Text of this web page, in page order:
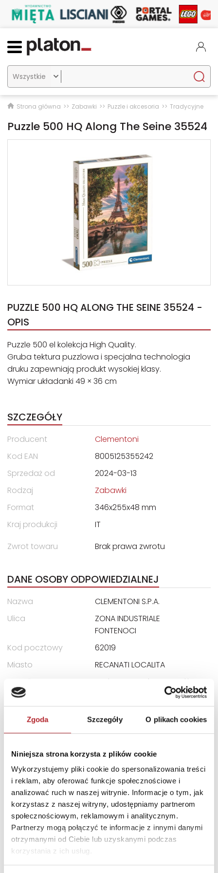
Zgoda Szczegóły O plikach cookies
Niniejsza strona korzysta z plików cookie
Wykorzystujemy pliki cookie do spersonalizowania treści
i reklam, aby oferować funkcje społecznościowe i
analizować ruch w naszej witrynie. Informacje o tym, jak
korzystasz z naszej witryny, udostępniamy partnerom
społecznościowym, reklamowym i analitycznym.
Partnerzy mogą połączyć te informacje z innymi danymi
otrzymanymi od Ciebie lub uzyskanymi podczas
korzystania z ich usług.

Strona główna Zabawki Puzzle i akcesoria Tradycyjne
Puzzle 500 HQ Along The Seine 35524
PUZZLE 500 HQ ALONG THE SEINE 35524 -
OPIS
Puzzle 500 el kolekcja High Quality.
Gruba tektura puzzlowa i specjalna technologia
druku zapewniają produkt wysokiej klasy.
Wymiar układanki 49 × 36 cm
SZCZEGÓŁY
Producent
Clementoni
Kod EAN
8005125355242
Sprzedaż od
2024-03-13
Rodzaj
Zabawki
Format
346x255x48 mm
Kraj produkcji
IT
Zwrot towaru
Brak prawa zwrotu
DANE OSOBY ODPOWIEDZIALNEJ
Nazwa
CLEMENTONI S.P.A.
Ulica
ZONA INDUSTRIALE
FONTENOCI
Kod pocztowy
62019
Miasto
RECANATI LOCALITA
assistenza@clementoni.it
INNI KLIENCI KUPOWALI
Puzzle 24 Moto Traktor CzuCzu